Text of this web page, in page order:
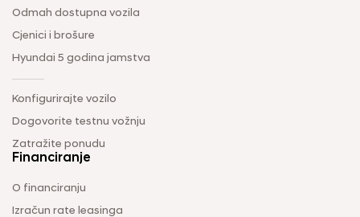
Odmah dostupna vozila
Cjenici i brošure
Hyundai 5 godina jamstva
Konfigurirajte vozilo
Dogovorite testnu vožnju
Zatražite ponudu
Financiranje
O financiranju
Izračun rate leasinga